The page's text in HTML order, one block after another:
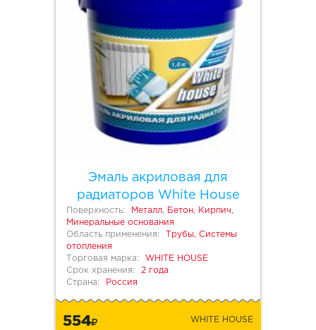
Эмаль акриловая для
радиаторов White House
Поверхность:
Металл, Бетон, Кирпич,
Минеральные основания
Область применения:
Трубы, Системы
отопления
Торговая марка:
WHITE HOUSE
Срок хранения:
2 года
Страна:
Россия
554 WHITE HOUSE